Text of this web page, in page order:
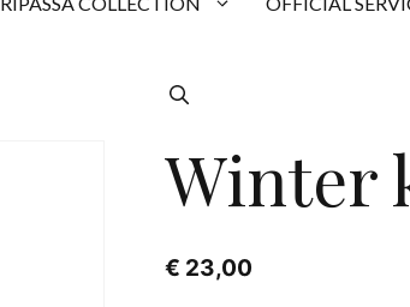
Winter
€ 23,00